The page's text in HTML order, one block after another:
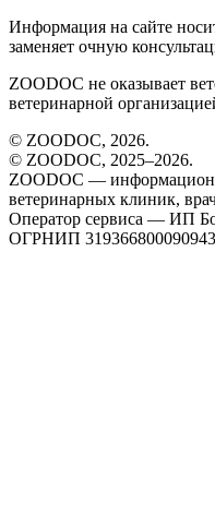
Информация на сайте
заменяет очную
ZOODOC не оказывает
ветеринарной
© ZOODOC, 2026.
© ZOODOC, 2025–2026.
ZOODOC —
ветеринарных клиник,
Оператор сервиса — ИП
ОГРНИП